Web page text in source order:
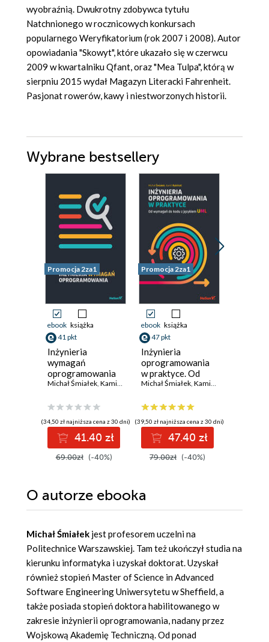
wyobraźnią. Dwukrotny zdobywca tytułu
Natchnionego w rocznicowych konkursach
popularnego Weryfikatorium (rok 2007 i 2008). Autor
opowiadania "Skowyt", które ukazało się w czerwcu
2009 w kwartalniku Qfant, oraz "Mea Tulpa", którą w
sierpniu 2015 wydał Magazyn Literacki Fahrenheit.
Pasjonat rowerów, kawy i niestworzonych historii.
Wybrane bestsellery
Promocja 2za1
ebook książka
41 pkt
Inżynieria
wymagań
oprogramowania
Michał Śmiałek, Kamil Rybiński
(34,50 zł najniższa cena z 30 dni)
41.40 zł
69.00zł (-40%)
Promocja 2za1
ebook książka
47 pkt
Inżynieria
oprogramowania
w praktyce. Od
wymagań do kodu
Michał Śmiałek, Kamil Rybiński
(39,50 zł najniższa cena z 30 dni)
47.40 zł
79.00zł (-40%)
O autorze ebooka
Michał Śmiałek jest profesorem uczelni na
Politechnice Warszawskiej. Tam też ukończył studia na
kierunku informatyka i uzyskał doktorat. Uzyskał
również stopień Master of Science in Advanced
Software Engineering Uniwersytetu w Sheffield, a
także posiada stopień doktora habilitowanego w
zakresie inżynierii oprogramowania, nadany przez
Wojskową Akademię Techniczną. Od ponad